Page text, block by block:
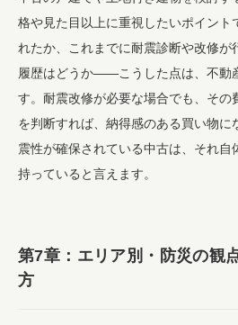
格や見た目以上に重視したいポイント
れたか、これまでに耐震診断や改修が
履歴はどうか――こうした点は、不動
す。耐震改修が必要な場合でも、その
を判断すれば、納得感のある買い物に
震性が確保されている中古は、それ自
持っていると言えます。
第7章：エリア別・防災の観
方